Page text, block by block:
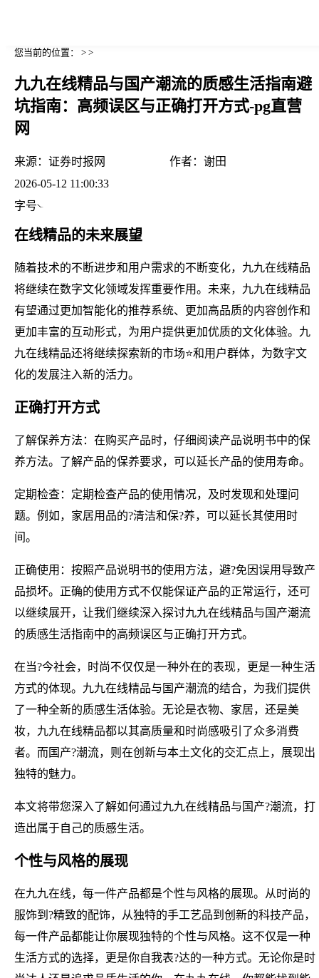
您当前的位置： > >
九九在线精品与国产潮流的质感生活指南避
坑指南：高频误区与正确打开方式-pg直营
网
来源： 证券时报网 作者： 谢田
2026-05-12 11:00:33
字号
在线精品的未来展望
随着技术的不断进步和用户需求的不断变化，九九在线精品
将继续在数字文化领域发挥重要作用。未来，九九在线精品
有望通过更加智能化的推荐系统、更加高品质的内容创作和
更加丰富的互动形式，为用户提供更加优质的文化体验。九
九在线精品还将继续探索新的市场⭐和用户群体，为数字文
化的发展注入新的活力。
正确打开方式
了解保养方法：在购买产品时，仔细阅读产品说明书中的保
养方法。了解产品的保养要求，可以延长产品的使用寿命。
定期检查：定期检查产品的使用情况，及时发现和处理问
题。例如，家居用品的?清洁和保?养，可以延长其使用时
间。
正确使用：按照产品说明书的使用方法，避?免因误用导致产
品损坏。正确的使用方式不仅能保证产品的正常运行，还可
以继续展开，让我们继续深入探讨九九在线精品与国产潮流
的质感生活指南中的高频误区与正确打开方式。
在当?今社会，时尚不仅仅是一种外在的表现，更是一种生活
方式的体现。九九在线精品与国产潮流的结合，为我们提供
了一种全新的质感生活体验。无论是衣物、家居，还是美
妆，九九在线精品都以其高质量和时尚感吸引了众多消费
者。而国产?潮流，则在创新与本土文化的交汇点上，展现出
独特的魅力。
本文将带您深入了解如何通过九九在线精品与国产?潮流，打
造出属于自己的质感生活。
个性与风格的展现
在九九在线，每一件产品都是个性与风格的展现。从时尚的
服饰到?精致的配饰，从独特的手工艺品到创新的科技产品，
每一件产品都能让你展现独特的个性与风格。这不仅是一种
生活方式的选择，更是你自我表?达的一种方式。无论你是时